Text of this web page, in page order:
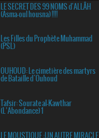
LE SECRET DES 99 NOMS d'ALLÂH
(Asma-oul housna) !!!!
Les Filles du Prophète Muhammad
(PSL)
OUHOUD: Le cimetière des martyrs
de Bataille d`Ouhoud
Tafsir: Sourate al-Kawthar
(L’Abondance) 1
LE MOUSTIQUE :UN AUTRE MIRACLE